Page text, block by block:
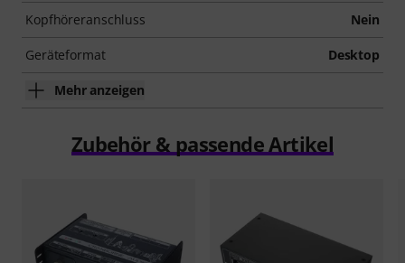
Kopfhöreranschluss Nein
Geräteformat Desktop
Mehr anzeigen
Zubehör & passende Artikel